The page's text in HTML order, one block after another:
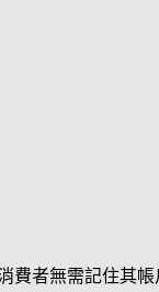
費者無需記住其帳